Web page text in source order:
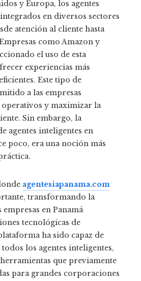
y Europa, los agentes
en diversos sectores
atención al cliente hasta
como Amazon y
el uso de esta
experiencias más
Este tipo de
a las empresas
y maximizar la
Sin embargo, la
agentes inteligentes en
poco, era una noción más
agentesiapanama.com
transformando la
empresas en Panamá
tecnológicas de
ha sido capaz de
todos los agentes inteligentes,
que previamente
para grandes corporaciones